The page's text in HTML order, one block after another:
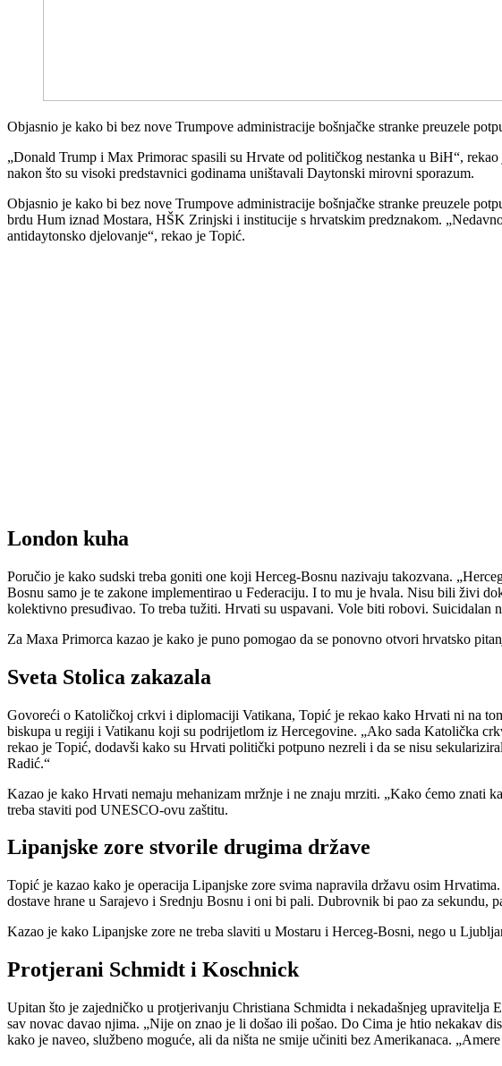
Objasnio je kako bi bez nove Trumpove administracije bošnjačke stranke preuzele
„Donald Trump i Max Primorac spasili su Hrvate od političkog nestanka u BiH“,
nakon što su visoki predstavnici godinama uništavali Daytonski mirovni sporazum.
Objasnio je kako bi bez nove Trumpove administracije bošnjačke stranke preuzele
brdu Hum iznad Mostara, HŠK Zrinjski i institucije s hrvatskim predznakom.
antidaytonsko djelovanje“, rekao je Topić.
London kuha
Poručio je kako sudski treba goniti one koji Herceg-Bosnu nazivaju takozvana.
Bosnu samo je te zakone implementirao u Federaciju. I to mu je hvala. Nisu bili živi
kolektivno presuđivao. To treba tužiti. Hrvati su uspavani. Vole biti robovi. Suicidalan
Za Maxa Primorca kazao je kako je puno pomogao da se ponovno otvori hrvatsko
Sveta Stolica zakazala
Govoreći o Katoličkoj crkvi i diplomaciji Vatikana, Topić je rekao kako Hrvati ni na
biskupa u regiji i Vatikanu koji su podrijetlom iz Hercegovine. „Ako sada Katolička
rekao je Topić, dodavši kako su Hrvati politički potpuno nezreli i da se nisu
Radić.“
Kazao je kako Hrvati nemaju mehanizam mržnje i ne znaju mrziti. „Kako ćemo znati
treba staviti pod UNESCO-ovu zaštitu.
Lipanjske zore stvorile drugima države
Topić je kazao kako je operacija Lipanjske zore svima napravila državu osim
dostave hrane u Sarajevo i Srednju Bosnu i oni bi pali. Dubrovnik bi pao za
Kazao je kako Lipanjske zore ne treba slaviti u Mostaru i Herceg-Bosni, nego u
Protjerani Schmidt i Koschnick
Upitan što je zajedničko u protjerivanju Christiana Schmidta i nekadašnjeg
sav novac davao njima. „Nije on znao je li došao ili pošao. Do Cima je htio nekakav
kako je naveo, službeno moguće, ali da ništa ne smije učiniti bez Amerikanaca. „Amere